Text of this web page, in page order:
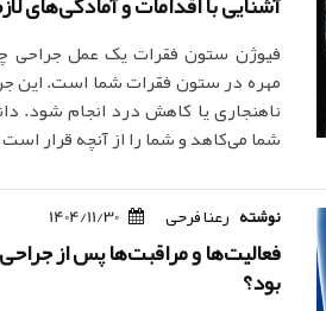
فیوژن ستون فقرات یک عمل جراحی
مهره در ستون فقرات شما است. این
ناهنجاری یا کاهش درد انجام شود.
شما می‌کاهد و شما را از آنچه قرار است
نوشته رعنا فرحی 1404/11/30
فعالیت‌ها و مراقبت‌ها پس از
بود؟